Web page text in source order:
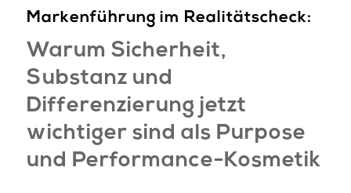
Markenführung im Realitätscheck:
Warum Sicherheit,
Substanz und
Differenzierung jetzt
wichtiger sind als Purpose
und Performance-Kosmetik